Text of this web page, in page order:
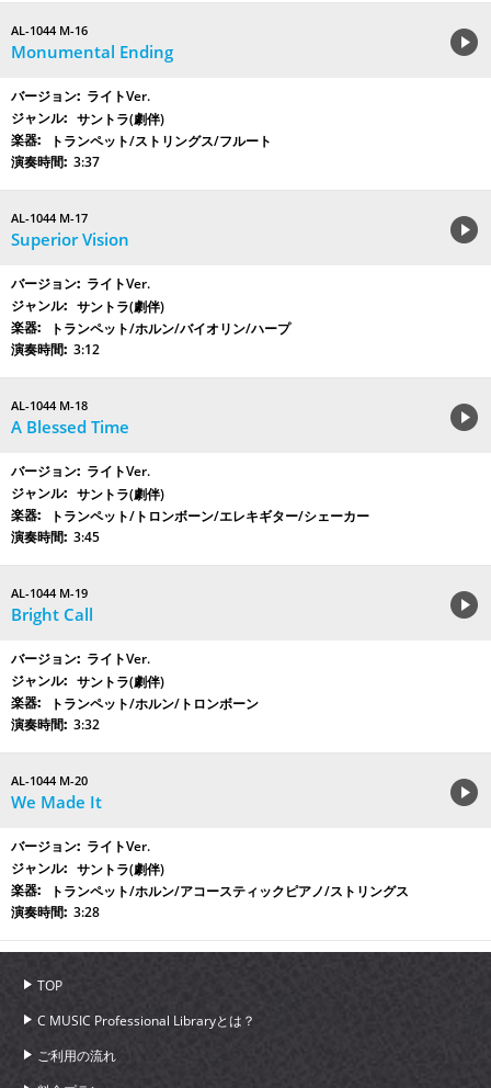
AL-1044 M-16
Monumental Ending
ライトVer.
サントラ(劇伴)
トランペット/ストリングス/フルート
3:37
AL-1044 M-17
Superior Vision
ライトVer.
サントラ(劇伴)
トランペット/ホルン/バイオリン/ハープ
3:12
AL-1044 M-18
A Blessed Time
ライトVer.
サントラ(劇伴)
トランペット/トロンボーン/エレキギター/シェーカー
3:45
AL-1044 M-19
Bright Call
ライトVer.
サントラ(劇伴)
トランペット/ホルン/トロンボーン
3:32
AL-1044 M-20
We Made It
ライトVer.
サントラ(劇伴)
トランペット/ホルン/アコースティックピアノ/ストリングス
3:28
TOP
C MUSIC Professional Libraryとは？
ご利用の流れ